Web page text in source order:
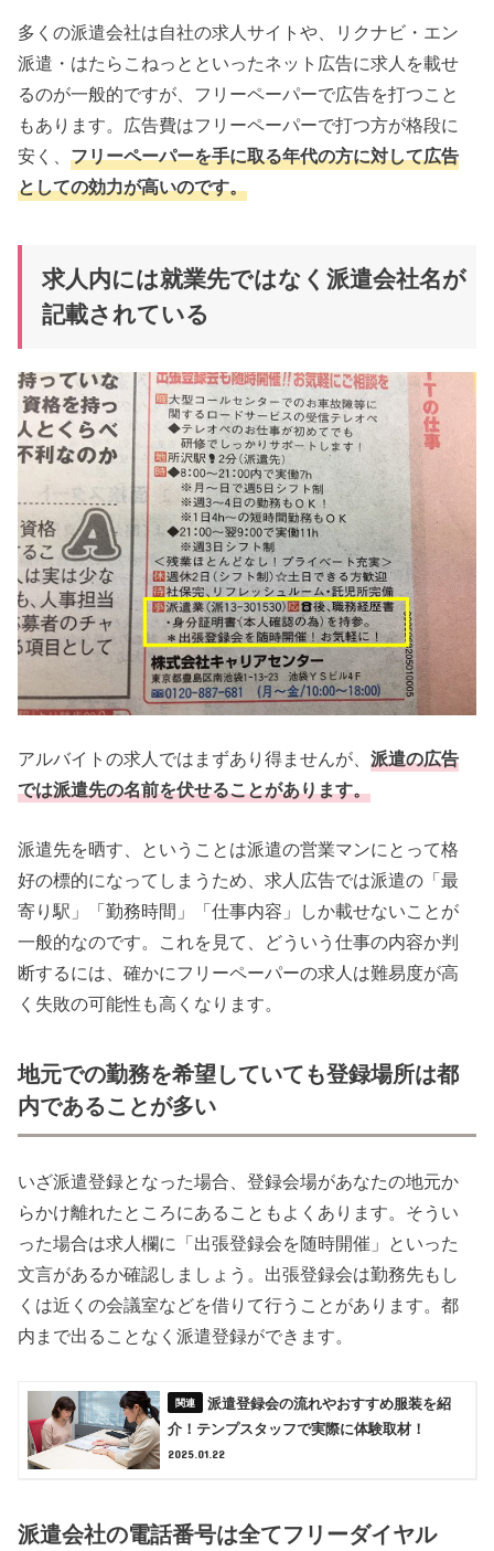
多くの派遣会社は自社の求人サイトや、リクナビ・エン
派遣・はたらこねっとといったネット広告に求人を載せ
るのが一般的ですが、フリーペーパーで広告を打つこと
もあります。広告費はフリーペーパーで打つ方が格段に
安く、フリーペーパーを手に取る年代の方に対して広告
としての効力が高いのです。
求人内には就業先ではなく派遣会社名が
記載されている
アルバイトの求人ではまずあり得ませんが、派遣の広告
では派遣先の名前を伏せることがあります。
派遣先を晒す、ということは派遣の営業マンにとって格
好の標的になってしまうため、求人広告では派遣の「最
寄り駅」「勤務時間」「仕事内容」しか載せないことが
一般的なのです。これを見て、どういう仕事の内容か判
断するには、確かにフリーペーパーの求人は難易度が高
く失敗の可能性も高くなります。
地元での勤務を希望していても登録場所は都
内であることが多い
いざ派遣登録となった場合、登録会場があなたの地元か
らかけ離れたところにあることもよくあります。そうい
った場合は求人欄に「出張登録会を随時開催」といった
文言があるか確認しましょう。出張登録会は勤務先もし
くは近くの会議室などを借りて行うことがあります。都
内まで出ることなく派遣登録ができます。
派遣登録会の流れやおすすめ服装を紹
介！テンプスタッフで実際に体験取材！
2025.01.22
派遣会社の電話番号は全てフリーダイヤル